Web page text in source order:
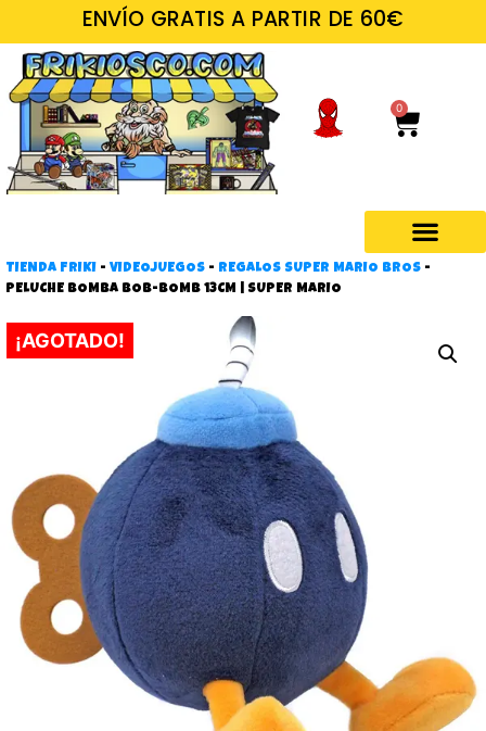
ENVÍO GRATIS A PARTIR DE 60€
0
TIENDA FRIKI - VIDEOJUEGOS - REGALOS SUPER MARIO BROS -
PELUCHE BOMBA BOB-BOMB 13CM | SUPER MARIO
¡AGOTADO!